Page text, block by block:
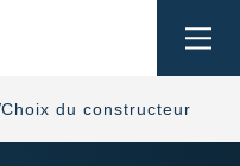
Choix du constructeur